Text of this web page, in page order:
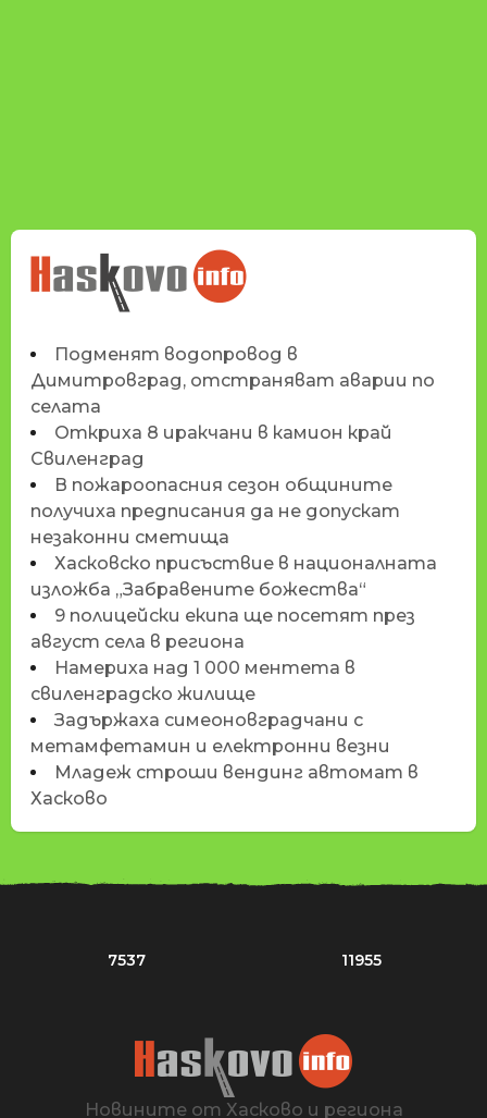
НОВИНИТЕ НА
HASKOVO.INFO
Подменят водопровод в
Димитровград, отстраняват аварии по
селата
Откриха 8 иракчани в камион край
Свиленград
В пожароопасния сезон общините
получиха предписания да не допускат
незаконни сметища
Хасковско присъствие в националната
изложба „Забравените божества“
9 полицейски екипа ще посетят през
август села в региона
Намериха над 1 000 ментета в
свиленградско жилище
Задържаха симеоновградчани с
метамфетамин и електронни везни
Младеж строши вендинг автомат в
Хасково
7537 11955
Новините от Хасково и региона